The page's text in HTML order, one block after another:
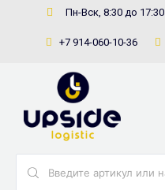
содержимому
Пн-Вск, 8:30 до 17:30
+7 914-060-10-36